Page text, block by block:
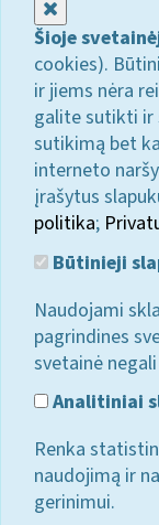
Šioje
cookies).
ir jiems nėra
galite sutikti ir
sutikimą bet
interneto
įrašytus
politika;
Būtinieji
Naudojami
pagrindines
svetainė
Analitiniai
Renka
naudojimą ir
gerinimui.